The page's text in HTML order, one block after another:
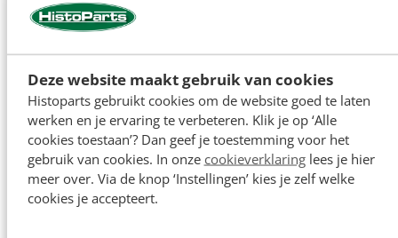
Deze website maakt gebruik van cookies
Histoparts gebruikt cookies om de website goed te laten
werken en je ervaring te verbeteren. Klik je op ‘Alle
cookies toestaan’? Dan geef je toestemming voor het
gebruik van cookies. In onze cookieverklaringlees je hier
meer over. Via de knop ‘Instellingen’ kies je zelf welke
cookies je accepteert.